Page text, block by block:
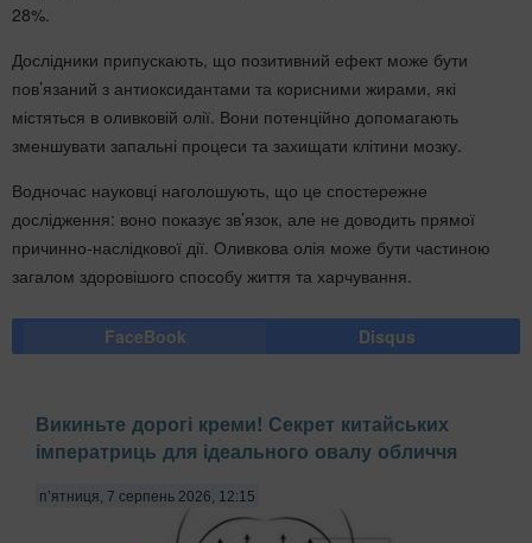
28%.
Дослідники припускають, що позитивний ефект може бути
пов’язаний з антиоксидантами та корисними жирами, які
містяться в оливковій олії. Вони потенційно допомагають
зменшувати запальні процеси та захищати клітини мозку.
Водночас науковці наголошують, що це спостережне
дослідження: воно показує зв’язок, але не доводить прямої
причинно-наслідкової дії. Оливкова олія може бути частиною
загалом здоровішого способу життя та харчування.
FaceBook Disqus
Викиньте дорогі креми! Секрет китайських
імператриць для ідеального овалу обличчя
п’ятниця, 7 серпень 2026, 12:15